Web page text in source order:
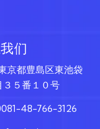
们
京都豊島区東池袋
３５番１０号
48-766-3126